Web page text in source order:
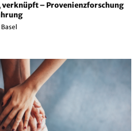
– Provenienzforschung